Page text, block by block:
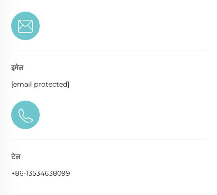
इमेल
[email protected]
टेल
+86-13534638099